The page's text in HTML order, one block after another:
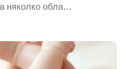
няколко обла…